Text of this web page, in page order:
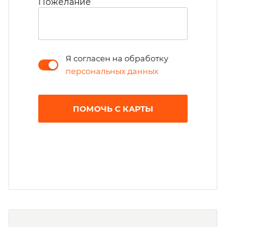
Я согласен на обработку
персональных данных
ПОМОЧЬ С КАРТЫ